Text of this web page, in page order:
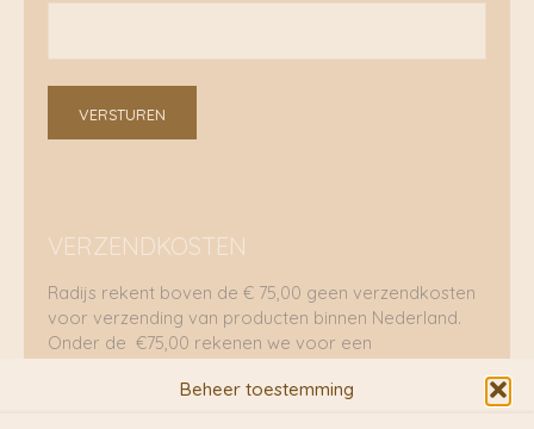
Beheer toestemming
VERSTUREN
VERZENDKOSTEN
Radijs rekent boven de € 75,00 geen verzendkosten
voor verzending van producten binnen Nederland.
Onder de €75,00 rekenen we voor een